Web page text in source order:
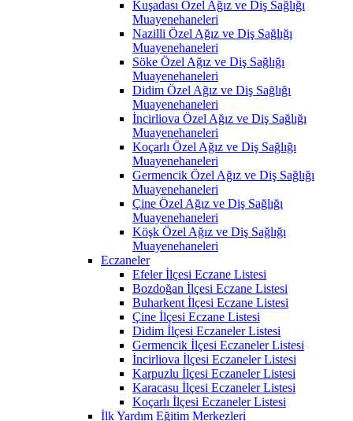
Kuşadası Özel Ağız ve Diş Sağlığı
Muayenehaneleri
Nazilli Özel Ağız ve Diş Sağlığı
Muayenehaneleri
Söke Özel Ağız ve Diş Sağlığı
Muayenehaneleri
Didim Özel Ağız ve Diş Sağlığı
Muayenehaneleri
İncirliova Özel Ağız ve Diş Sağlığı
Muayenehaneleri
Koçarlı Özel Ağız ve Diş Sağlığı
Muayenehaneleri
Germencik Özel Ağız ve Diş Sağlığı
Muayenehaneleri
Çine Özel Ağız ve Diş Sağlığı
Muayenehaneleri
Köşk Özel Ağız ve Diş Sağlığı
Muayenehaneleri
Eczaneler
Efeler İlçesi Eczane Listesi
Bozdoğan İlçesi Eczane Listesi
Buharkent İlçesi Eczane Listesi
Çine İlçesi Eczane Listesi
Didim İlçesi Eczaneler Listesi
Germencik İlçesi Eczaneler Listesi
İncirliova İlçesi Eczaneler Listesi
Karpuzlu İlçesi Eczaneler Listesi
Karacasu İlçesi Eczaneler Listesi
Koçarlı İlçesi Eczaneler Listesi
İlk Yardım Eğitim Merkezleri